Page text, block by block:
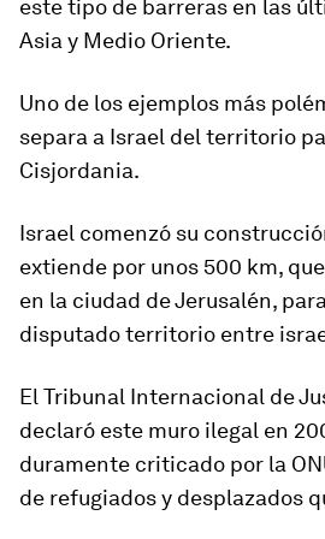
este tipo de barreras en las
Asia y Medio Oriente.
Uno de los ejemplos más
separa a Israel del territorio
Cisjordania.
Israel comenzó su
extiende por unos 500 km,
en la ciudad de Jerusalén,
disputado territorio entre
El Tribunal Internacional de
declaró este muro ilegal en
duramente criticado por la
de refugiados y desplazados